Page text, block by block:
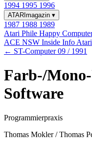
1994 1995 1996
ATARImagazin ▾
1987 1988 1989
Atari Phile Happy
ACE NSW Inside Info
← ST-Computer 09 / 1991
Farb-/
Software
Programmierpraxis
Thomas Mokler / Thomas